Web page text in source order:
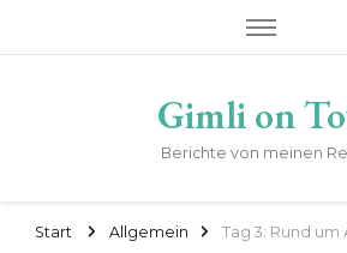
Gimli on
Berichte von meinen
Start Allgemein Tag 3: Rund um